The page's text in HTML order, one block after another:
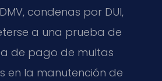
condenas por DUI,
a una prueba de
de pago de multas
en la manutención de